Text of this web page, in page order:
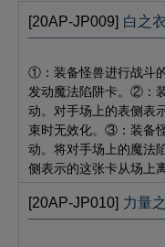
[20AP-JP009] 白之衣
①：装备怪兽进行战斗
发动魔法陷阱卡。②：
动。对手场上的表侧表
束时无效化。③：装备
动。将对手场上的魔法
侧表示的这张卡从场上
[20AP-JP010] 力量